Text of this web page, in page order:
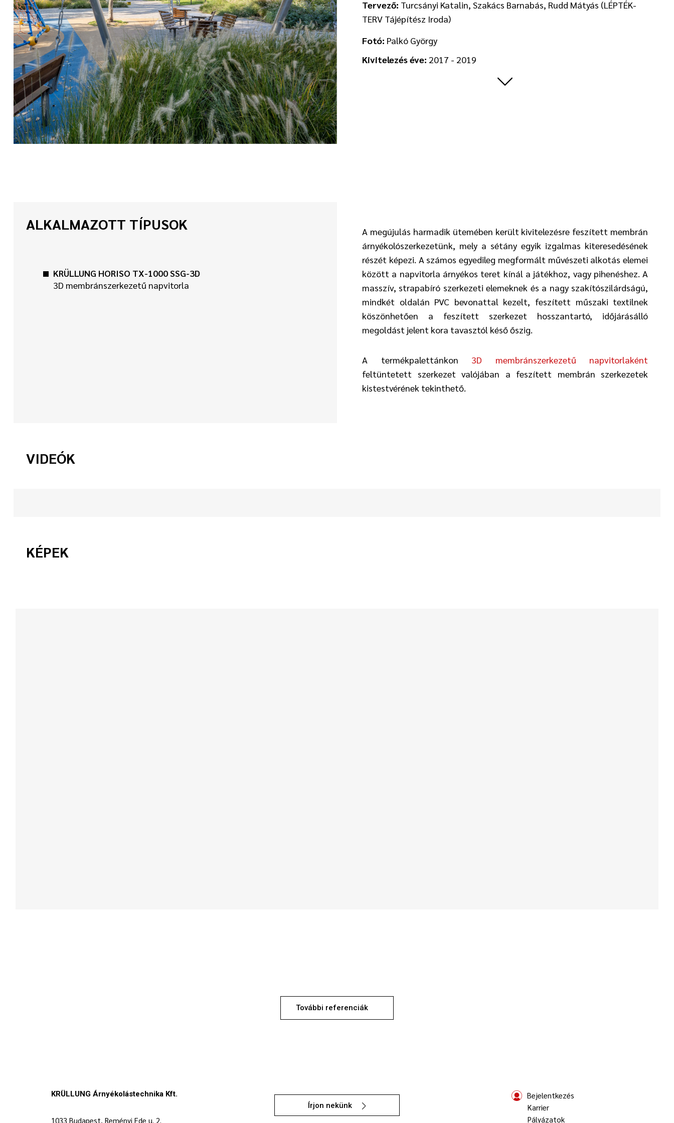
Tervező: Turcsányi Katalin, Szakács Barnabás, Rudd Mátyás (LÉPTÉK-
TERV Tájépítész Iroda)
Fotó: Palkó György
Kivitelezés éve: 2017 - 2019
ALKALMAZOTT TÍPUSOK
KRÜLLUNG HORISO TX-1000 SSG-3D
3D membránszerkezetű napvitorla
A megújulás harmadik ütemében került kivitelezésre feszített membrán
árnyékolószerkezetünk, mely a sétány egyik izgalmas kiteresedésének
részét képezi. A számos egyedileg megformált művészeti alkotás elemei
között a napvitorla árnyékos teret kínál a játékhoz, vagy pihenéshez. A
masszív, strapabíró szerkezeti elemeknek és a nagy szakítószilárdságú,
mindkét oldalán PVC bevonattal kezelt, feszített műszaki textilnek
köszönhetően a feszített szerkezet hosszantartó, időjárásálló
megoldást jelent kora tavasztól késő őszig.
A termékpalettánkon 3D membránszerkezetű napvitorlaként
feltüntetett szerkezet valójában a feszített membrán szerkezetek
kistestvérének tekinthető.
VIDEÓK
KÉPEK
További referenciák
KRÜLLUNG Árnyékolástechnika Kft.
1033 Budapest, Reményi Ede u. 2.
Írjon nekünk
Bejelentkezés
Karrier
Pályázatok